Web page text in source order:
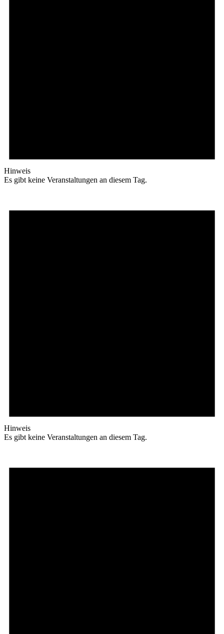
Hinweis
Es gibt keine Veranstaltungen an diesem Tag.
Hinweis
Es gibt keine Veranstaltungen an diesem Tag.